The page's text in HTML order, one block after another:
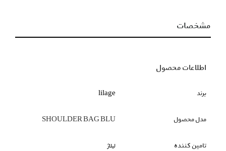
مشخصات
اطلاعات محصول
برند lilage
مدل محصول SHOULDER BAG BLU
تامین کننده لیلاژ